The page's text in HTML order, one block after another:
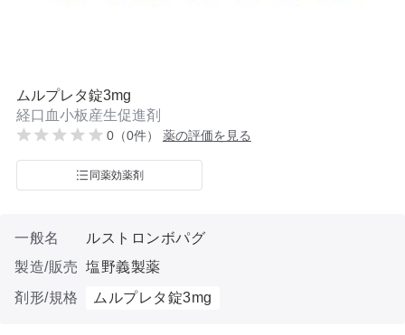
ムルプレタ錠3mg
経口血小板産生促進剤
0（0件） 薬の評価を見る
同薬効薬剤
一般名
ルストロンボパグ
製造/販売 塩野義製薬
剤形/規格
ムルプレタ錠3mg